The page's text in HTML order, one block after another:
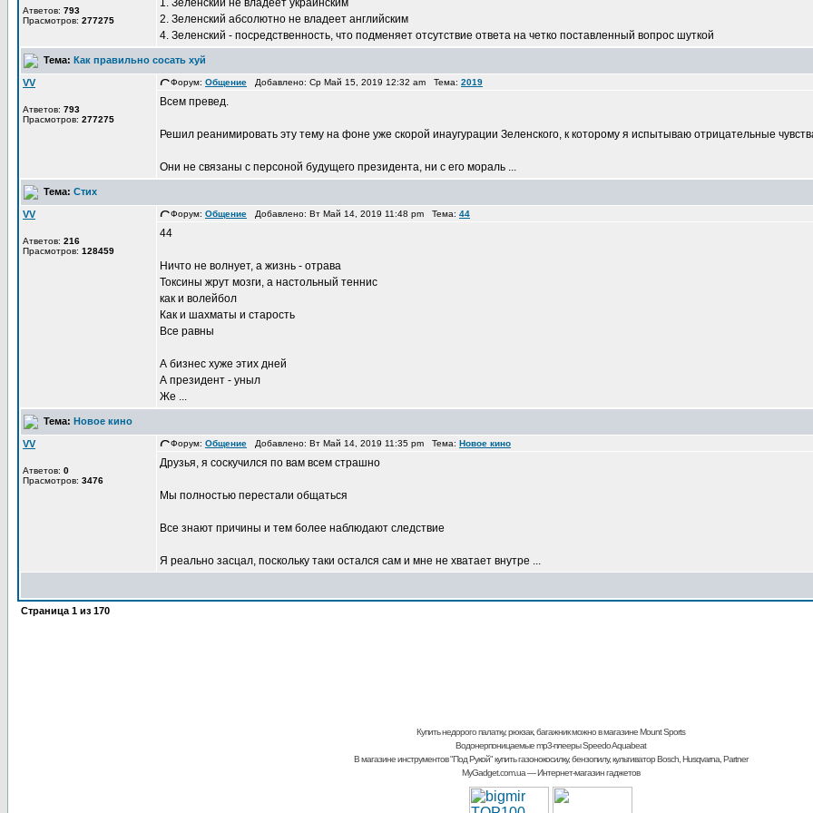
Атветов: 793
Прасмотров: 277275
1. Зеленский не владеет украинским
2. Зеленский абсолютно не владеет английским
4. Зеленский - посредственность, что подменяет отсутствие ответа на четко поставленный вопрос шуткой
Тема: Как правильно сосать хуй
VV
Атветов: 793
Прасмотров: 277275
Форум: Общение Добавлено: Ср Май 15, 2019 12:32 am Тема: 2019
Всем превед.
Решил реанимировать эту тему на фоне уже скорой инаугурации Зеленского, к которому я испытываю отрицательные
Они не связаны с персоной будущего президента, ни с его мораль ...
Тема: Стих
VV
Атветов: 216
Прасмотров: 128459
Форум: Общение Добавлено: Вт Май 14, 2019 11:48 pm Тема: 44
44
Ничто не волнует, а жизнь - отрава
Токсины жрут мозги, а настольный теннис
как и волейбол
Как и шахматы и старость
Все равны
А бизнес хуже этих дней
А президент - уныл
Же ...
Тема: Новое кино
VV
Атветов: 0
Прасмотров: 3476
Форум: Общение Добавлено: Вт Май 14, 2019 11:35 pm Тема: Новое кино
Друзья, я соскучился по вам всем страшно
Мы полностью перестали общаться
Все знают причины и тем более наблюдают следствие
Я реально засцал, поскольку таки остался сам и мне не хватает внутре ...
Страница 1 из 170
Купить недорого палатку, рюкзак, багажникможно в магазине Mount Sports
Водонерпоницаемые mp3-плееры Speedo Aquabeat
В магазине инструментов "Под Рукой"купить газонокосилку, бензопилу, культиваторBosch, Husqvarna, Partner
MyGadget.com.ua— Интернет-магазин гаджетов